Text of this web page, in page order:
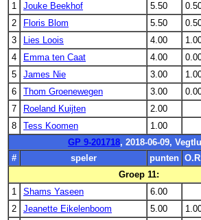
1
Jouke Beekhof 5.50
2
Floris Blom 5.50
3
Lies Loois 4.00
4
Emma ten Caat 4.00
5
James Nie 3.00
6
Thom Groenewegen 3.00
7
Roeland Kuijten 2.00
8
Tess Koomen 1.00
GP 9-201718, 2018-06-09,
#
speler punten
Groep 11:
1
Shams Yaseen 6.00
2
Jeanette Eikelenboom 5.00